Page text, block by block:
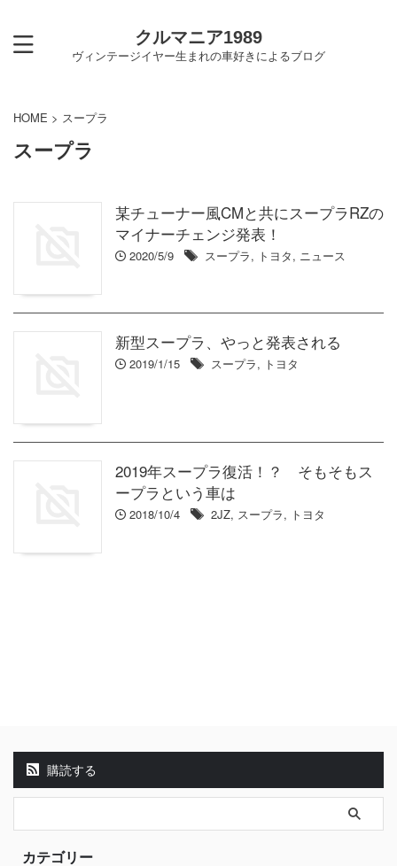
クルマニア1989
ヴィンテージイヤー生まれの車好きによるブログ
HOME > スープラ
スープラ
某チューナー風CMと共にスープラRZの
マイナーチェンジ発表！
2020/5/9 スープラ, トヨタ, ニュース
新型スープラ、やっと発表される
2019/1/15 スープラ, トヨタ
2019年スープラ復活！？ そもそもス
ープラという車は
2018/10/4 2JZ, スープラ, トヨタ
購読する
カテゴリー